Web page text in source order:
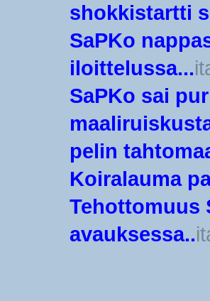
shokkistartti
SaPKo
iloittelussa...
SaPKo sai
pelin
Koiralauma
Tehottomuus
avauksessa..